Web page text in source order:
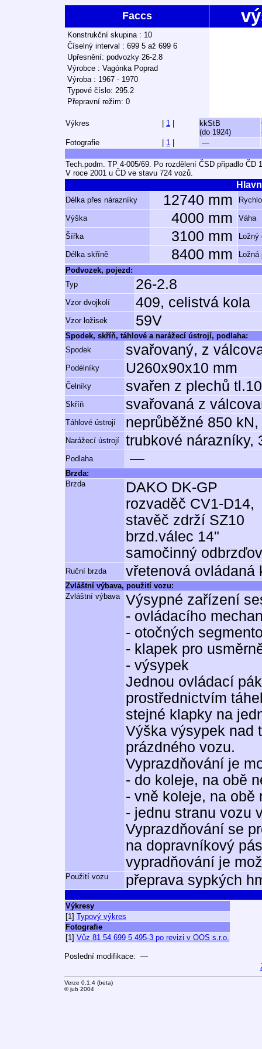
Faccs
Konstrukční skupina : 10
Číselný interval : 699 5 až 699 6
Upřesnění: podvozky 26-2.8
Výrobce : Vagónka Poprad
Výroba : 1967 - 1970
Typové číslo: 295.2
Přepravní režim: 0
Výkres 1
kkStB
(do 1924)
Fotografie
1 —
Tech.podm. TP 4-005/69. Po rozdělení ČSD připadlo ČD
V roce 2001 u ČD ve stavu 724 vozů.
Délka přes nárazníky 12740 mm
Výška 4000 mm Váha
Šířka 3100 mm Ložný
Délka skříně 8400 mm
Ložná
Podvozek, pojezd:
Typ
26-2.8
Vzor dvojkolí 409, celistvá kola
Vzor ložisek 59V
Spodek, skříň, táhlové a narážecí ústrojí, podlaha:
Spodek
svařovaný, z
Podélníky U260x90x10 mm
Čelníky svařen z plechů
Skříň svařovaná z
Táhlové ústrojí neprůběžné 850
Narážecí ústrojí trubkové nárazníky,
Podlaha —
Brzda:
Brzda
DAKO DK-GP
rozvaděč CV1-D14,
stavěč zdrží SZ10
brzd.válec 14"
samočinný
Ruční brzda vřetenová ovládaná
Zvláštní výbava, použití vozu:
Zvláštní výbava
Výsypné zařízení
- ovládacího
- otočných
- klapek pro
- výsypek
Jednou ovládací
prostřednictvím
stejné klapky na
Výška výsypek nad
prázdného vozu.
Vyprazdňování je
- do koleje, na obě
- vně koleje, na obě
- jednu stranu vozu
Vyprazdňování se
na dopravníkový
vypradňování je
Použití vozu přeprava sypkých
Výkresy
[1] Typový výkres
Fotografie
[1] Vůz 81 54 699 5 495-3 po revizi v OOS s.r.o.
Poslední modifikace: —
Verze 0.1.4 (beta)
© jub 2004